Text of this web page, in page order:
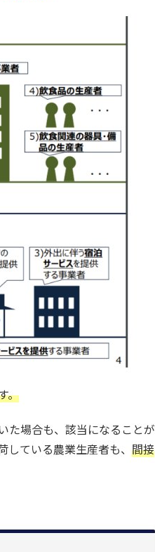
。
た場合も、該当になることが
ている農業生産者も、 間接